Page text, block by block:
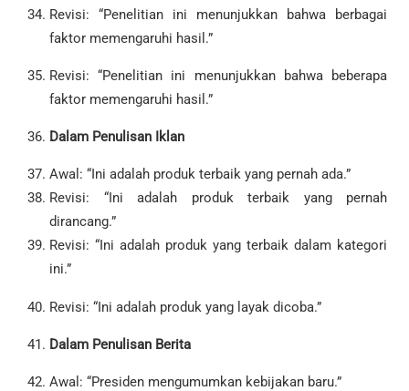
Revisi: “Penelitian ini menunjukkan bahwa berbagai
faktor memengaruhi hasil.”
Revisi: “Penelitian ini menunjukkan bahwa beberapa
faktor memengaruhi hasil.”
Dalam Penulisan Iklan
Awal: “Ini adalah produk terbaik yang pernah ada.”
Revisi: “Ini adalah produk terbaik yang pernah
dirancang.”
Revisi: “Ini adalah produk yang terbaik dalam kategori
ini.”
Revisi: “Ini adalah produk yang layak dicoba.”
Dalam Penulisan Berita
Awal: “Presiden mengumumkan kebijakan baru.”